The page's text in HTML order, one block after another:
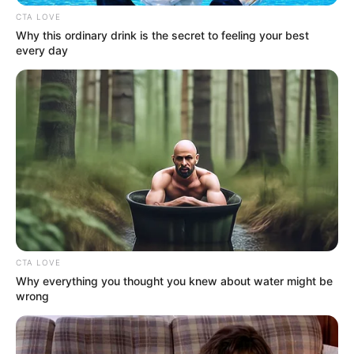
ao seu perfil, bem como o constante acesso ao
conteúdo do website, o qual carece de receita para se
manter.
É importante esclarecer que fazemos uso de serviços
de outras empresas para exibir anúncios no nosso site.
Esses anúncios podem conter Cookies e/ou Web
Beacons para coletar dados durante o próprio processo
de exibição, como, por exemplo, se você clicou no
anúncio, tendo interesse naquele produto ou serviço
ofertado. ORevista Artesanatonão tem acesso a
essas informações e também não se responsabiliza
pelos dados e informações coletadas por empresas
terceiras, uma vez que esse procedimento não está sob
nosso controle.
do Google Adsense. O Google utiliza cookies para exibir
anúncios nos sites que os publicam. O Cookie DART
permite que sejam exibidos anúncios de acordo com as
suas preferências e os seus hábitos de navegação.
CTA LOVE
Why this ordinary drink is the secret to feeling your best
every day
CTA LOVE
Why everything you thought you knew about water might be
wrong